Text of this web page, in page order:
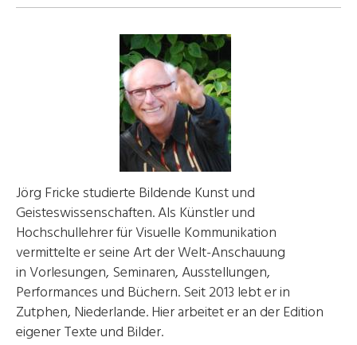
Jörg Fricke studierte Bildende Kunst und
Geisteswissenschaften. Als Künstler und
Hochschullehrer für Visuelle Kommunikation
vermittelte er seine Art der Welt-Anschauung
in Vorlesungen, Seminaren, Ausstellungen,
Performances und Büchern. Seit 2013 lebt er in
Zutphen, Niederlande. Hier arbeitet er an der Edition
eigener Texte und Bilder.